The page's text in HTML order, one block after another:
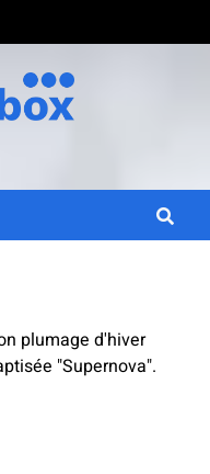
plumage d'hiver
"Supernova".